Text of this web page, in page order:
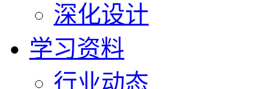
深化设计
学习资料
行业动态